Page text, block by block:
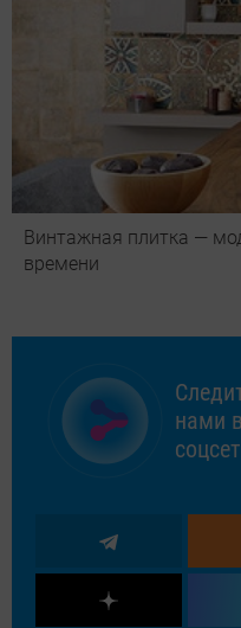
Винтажная плитка —
времени
нами в